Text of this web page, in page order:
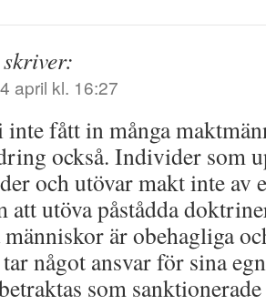
skriver:
april kl. 16:27
fått in många
också. Individer som
och utövar makt inte av
att utöva påstådda
människor är obehagliga
något ansvar för sina
som